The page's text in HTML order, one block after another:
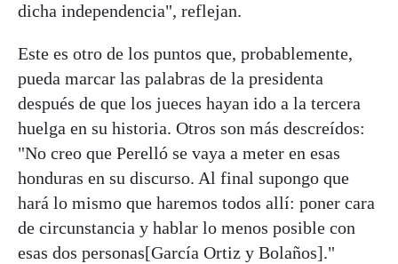
dicha independencia", reflejan.
Este es otro de los puntos que, probablemente,
pueda marcar las palabras de la presidenta
después de que los jueces hayan ido a la tercera
huelga en su historia. Otros son más descreídos:
"No creo que Perelló se vaya a meter en esas
honduras en su discurso. Al final supongo que
hará lo mismo que haremos todos allí: poner cara
de circunstancia y hablar lo menos posible con
esas dos personas[García Ortiz y Bolaños]."